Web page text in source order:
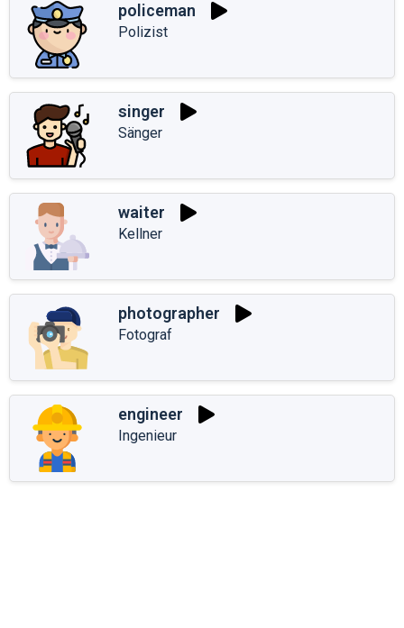
policeman
Polizist
singer
Sänger
waiter
Kellner
photographer
Fotograf
engineer
Ingenieur